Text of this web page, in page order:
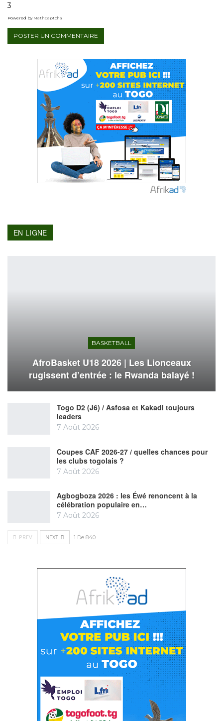
3
Powered by MathCaptcha
EN LIGNE
BASKETBALL
AfroBasket U18 2026 | Les Lionceaux
rugissent d’entrée : le Rwanda balayé !
Togo D2 (J6) / Asfosa et Kakadl toujours
leaders
7 Août 2026
Coupes CAF 2026-27 / quelles chances pour
les clubs togolais ?
7 Août 2026
Agbogboza 2026 : les Éwé renoncent à la
célébration populaire en…
7 Août 2026
PREV NEXT 1 De 840